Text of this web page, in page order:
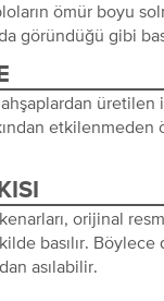
ömür boyu
göründüğü gibi
üretilen
orijinal
basılır. Böylece
asılabilir.